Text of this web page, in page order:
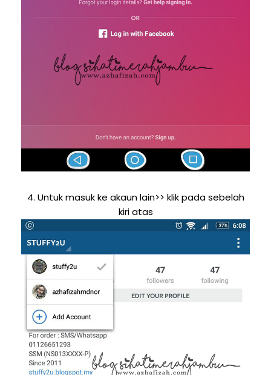
4. Untuk masuk ke akaun lain>> klik pada sebelah
kiri atas